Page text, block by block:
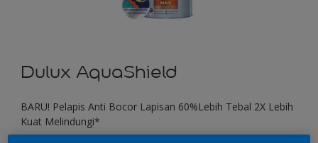
Dulux AquaShield
BARU! Pelapis Anti Bocor Lapisan 60%Lebih Tebal 2X Lebih
Kuat Melindungi*